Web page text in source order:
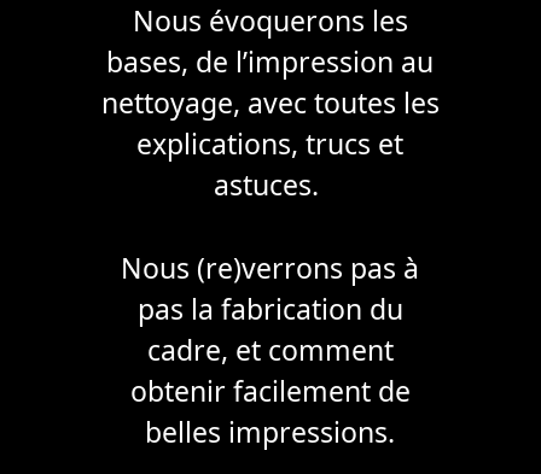
Nous évoquerons les
bases, de l’impression au
nettoyage, avec toutes les
explications, trucs et
astuces.
Nous (re)verrons pas à
pas la fabrication du
cadre, et comment
obtenir facilement de
belles impressions.